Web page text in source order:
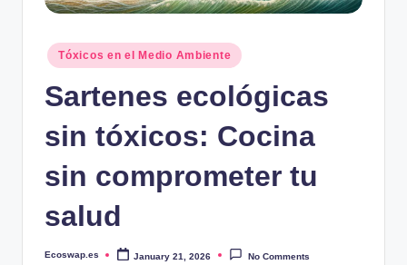
Posted
in
Tóxicos en el Medio Ambiente
Sartenes ecológicas
sin tóxicos: Cocina
sin comprometer tu
salud
Posted
Ecoswap.es January 21, 2026 No Comments